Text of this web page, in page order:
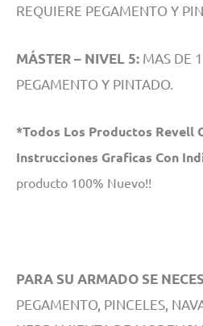
REQUIERE PEGAMENTO Y
MÁSTER – NIVEL 5: MAS DE
PEGAMENTO Y PINTADO.
*Todos Los Productos Revell
Instrucciones Graficas Con
producto 100% Nuevo!!
PARA SU ARMADO SE
PEGAMENTO, PINCELES,